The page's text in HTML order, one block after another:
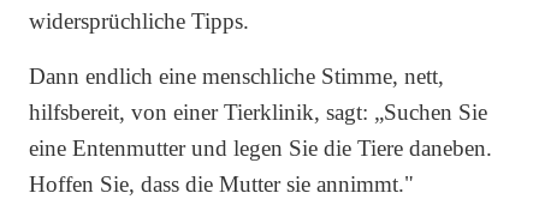
widersprüchliche Tipps.
Dann endlich eine menschliche Stimme, nett,
hilfsbereit, von einer Tierklinik, sagt: „Suchen Sie
eine Entenmutter und legen Sie die Tiere daneben.
Hoffen Sie, dass die Mutter sie annimmt."